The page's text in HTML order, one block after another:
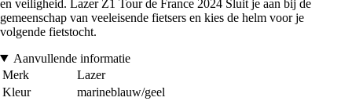
en veiligheid. Lazer Z1 Tour de France 2024 Sluit je aan bij de
gemeenschap van veeleisende fietsers en kies de helm voor je
volgende fietstocht.
Aanvullende informatie
Merk
Lazer
Kleur
marineblauw/geel